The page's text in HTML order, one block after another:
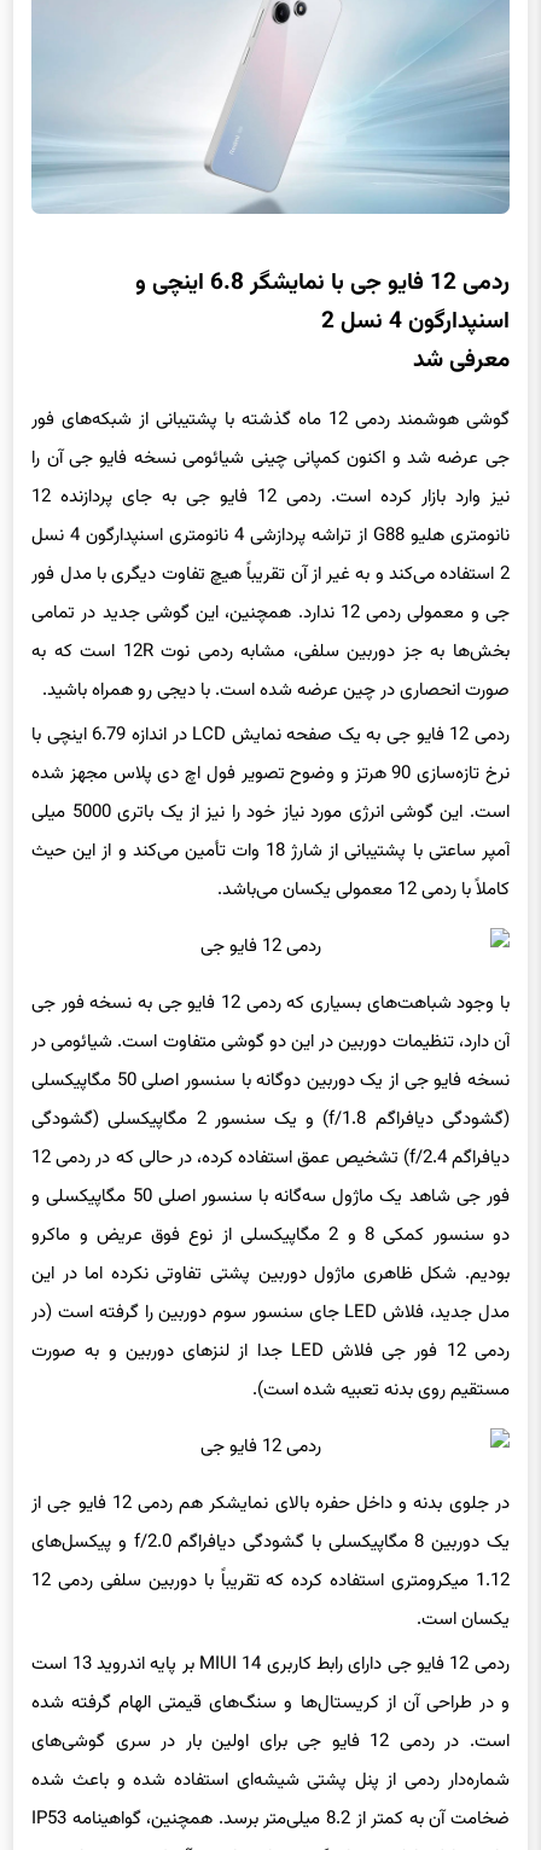
اسنپدارگون 4 نسل 2
معرفی شد
جی عرضه شد و اکنون کمپانی چینی شیائومی نسخه فایو جی آن را
نیز وارد بازار کرده است. ردمی 12 فایو جی به جای پردازنده 12
نانومتری هلیو G88 از تراشه پردازشی 4 نانومتری اسنپدارگون 4 نسل
2 استفاده می‌کند و به غیر از آن تقریباً هیچ تفاوت دیگری با مدل فور
جی و معمولی ردمی 12 ندارد. همچنین، این گوشی جدید در تمامی
بخش‌ها به جز دوربین سلفی، مشابه ردمی نوت 12R است که به
صورت انحصاری در چین عرضه شده است. با دیجی رو همراه باشید.
ردمی 12 فایو جی به یک صفحه نمایش LCD در اندازه 6.79 اینچی با
نرخ تازه‌سازی 90 هرتز و وضوح تصویر فول اچ دی پلاس مجهز شده
است. این گوشی انرژی مورد نیاز خود را نیز از یک باتری 5000 میلی
آمپر ساعتی با پشتیبانی از شارژ 18 وات تأمین می‌کند و از این حیث
کاملاً با ردمی 12 معمولی یکسان می‌باشد.
آن دارد، تنظیمات دوربین در این دو گوشی متفاوت است. شیائومی در
نسخه فایو جی از یک دوربین دوگانه با سنسور اصلی 50 مگاپیکسلی
(گشودگی دیافراگم f/1.8) و یک سنسور 2 مگاپیکسلی (گشودگی
دیافراگم f/2.4) تشخیص عمق استفاده کرده، در حالی که در ردمی 12
فور جی شاهد یک ماژول سه‌گانه با سنسور اصلی 50 مگاپیکسلی و
دو سنسور کمکی 8 و 2 مگاپیکسلی از نوع فوق عریض و ماکرو
بودیم. شکل ظاهری ماژول دوربین پشتی تفاوتی نکرده اما در این
مدل جدید، فلاش LED جای سنسور سوم دوربین را گرفته است (در
ردمی 12 فور جی فلاش LED جدا از لنزهای دوربین و به صورت
مستقیم روی بدنه تعبیه شده است).
یک دوربین 8 مگاپیکسلی با گشودگی دیافراگم f/2.0 و پیکسل‌های
1.12 میکرومتری استفاده کرده که تقریباً با دوربین سلفی ردمی 12
یکسان است.
و در طراحی آن از کریستال‌ها و سنگ‌های قیمتی الهام گرفته شده
است. در ردمی 12 فایو جی برای اولین بار در سری گوشی‌های
شماره‌دار ردمی از پنل پشتی شیشه‌ای استفاده شده و باعث شده
ضخامت آن به کمتر از 8.2 میلی‌متر برسد. همچنین، گواهینامه IP53
برای حفاظت اولیه در برابر گرد و غبار و پاشش آب کسب شده است.